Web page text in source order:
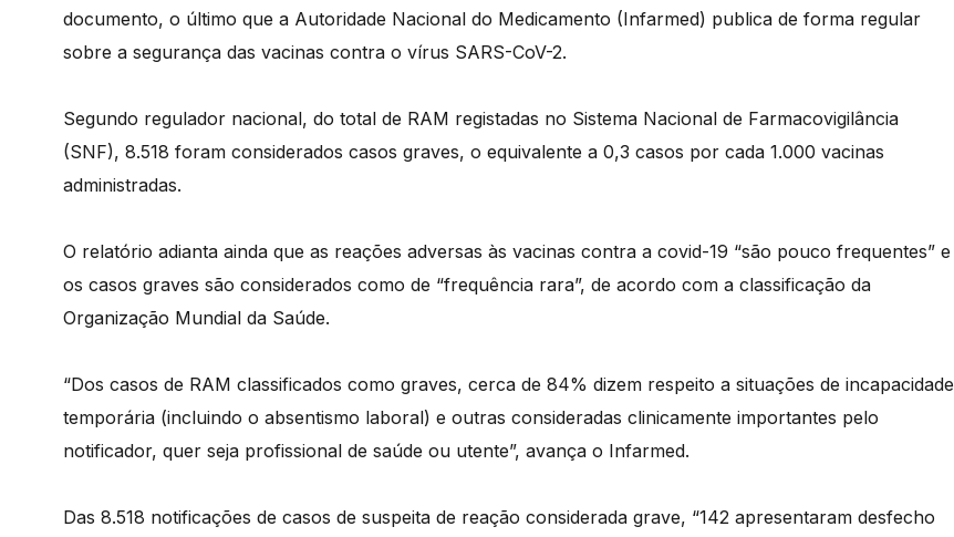
documento, o último que a Autoridade Nacional do Medicamento (Infarmed) publica de forma regular
sobre a segurança das vacinas contra o vírus SARS-CoV-2.
Segundo regulador nacional, do total de RAM registadas no Sistema Nacional de Farmacovigilância
(SNF), 8.518 foram considerados casos graves, o equivalente a 0,3 casos por cada 1.000 vacinas
administradas.
O relatório adianta ainda que as reações adversas às vacinas contra a covid-19 “são pouco frequentes” e
os casos graves são considerados como de “frequência rara”, de acordo com a classificação da
Organização Mundial da Saúde.
“Dos casos de RAM classificados como graves, cerca de 84% dizem respeito a situações de incapacidade
temporária (incluindo o absentismo laboral) e outras consideradas clinicamente importantes pelo
notificador, quer seja profissional de saúde ou utente”, avança o Infarmed.
Das 8.518 notificações de casos de suspeita de reação considerada grave, “142 apresentaram desfecho